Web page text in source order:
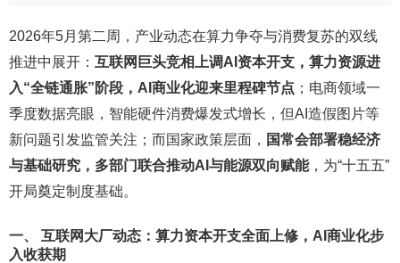
2026年5月第二周，产业动态在算力争夺与消费复苏的双线
推进中展开： 互联网巨头竞相上调AI资本开支，算力资源进
入“全链通胀”阶段，AI商业化迎来里程碑节点 ；电商领域一
季度数据亮眼，智能硬件消费爆发式增长，但AI造假图片等
新问题引发监管关注；而国家政策层面， 国常会部署稳经济
与基础研究，多部门联合推动AI与能源双向赋能，为“十五五”
开局奠定制度基础。
一、 互联网大厂动态：算力资本开支全面上修，AI商业化步
入收获期